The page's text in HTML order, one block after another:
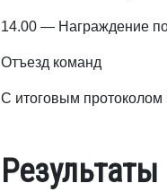
14.00 — Награждение
Отъезд команд
С итоговым протоколом
Результаты